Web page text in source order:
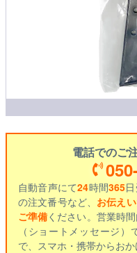
電話でのご
自動音声にて24時間365
の注文番号など、 お伝え
ご準備ください。営業時
（ショートメッセージ
で、スマホ・携帯からおか